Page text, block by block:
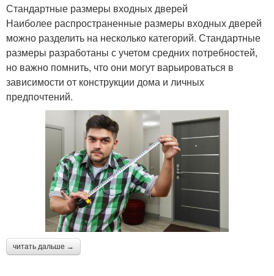
Стандартные размеры входных дверей
Наиболее распространенные размеры входных дверей
можно разделить на несколько категорий. Стандартные
размеры разработаны с учетом средних потребностей,
но важно помнить, что они могут варьироваться в
зависимости от конструкции дома и личных
предпочтений.
читать дальше →